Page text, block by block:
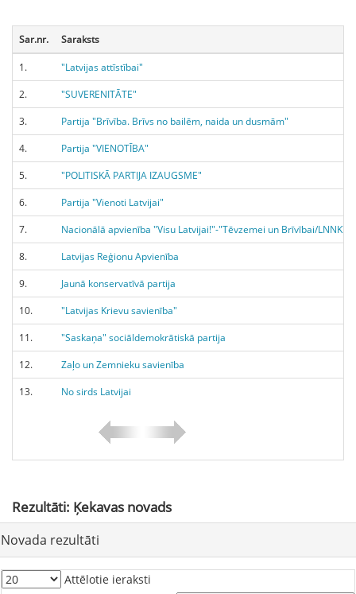
Sar.nr. Saraksts
1.
"Latvijas attīstībai"
2.
"SUVERENITĀTE"
3.
Partija "Brīvība. Brīvs no bailēm, naida un dusmām"
4.
Partija "VIENOTĪBA"
5.
"POLITISKĀ PARTIJA IZAUGSME"
6.
Partija "Vienoti Latvijai"
7.
Nacionālā apvienība "Visu Latvijai!"-"Tēvzemei un Brīvībai/LNNK"
8.
Latvijas Reģionu Apvienība
9.
Jaunā konservatīvā partija
10.
"Latvijas Krievu savienība"
11.
"Saskaņa" sociāldemokrātiskā partija
12.
Zaļo un Zemnieku savienība
13.
No sirds Latvijai
Rezultāti: Ķekavas novads
Novada rezultāti
Attēlotie ieraksti